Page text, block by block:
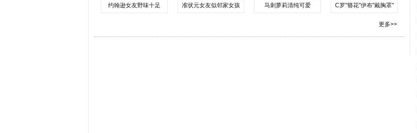
约翰逊女友野味十足 准状元女友似邻家女孩 马刺萝莉清纯可爱 C罗"簪花"伊布"戴胸罩"
更多>>